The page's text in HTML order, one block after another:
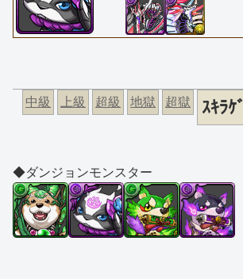
中級 上級 超級 地獄 超獄 ｽｷﾗｹﾞ
◆ダンジョンモンスター